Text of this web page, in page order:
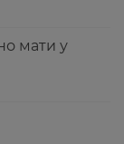
мати у